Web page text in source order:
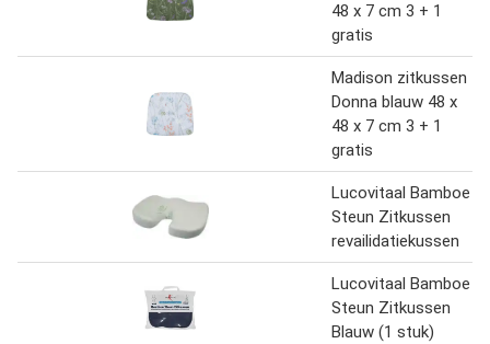
48 x 7 cm 3 + 1
gratis
Madison zitkussen
Donna blauw 48 x
48 x 7 cm 3 + 1
gratis
Lucovitaal Bamboe
Steun Zitkussen
revailidatiekussen
Lucovitaal Bamboe
Steun Zitkussen
Blauw (1 stuk)